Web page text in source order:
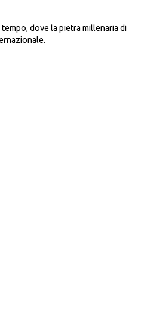
dove la pietra millenaria di